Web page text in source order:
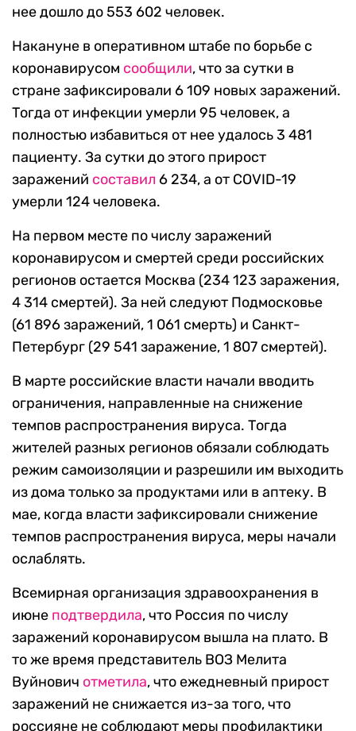
нее дошло до 553 602 человек.
Накануне в оперативном штабе по борьбе с
коронавирусом сообщили, что за сутки в
стране зафиксировали 6 109 новых заражений.
Тогда от инфекции умерли 95 человек, а
полностью избавиться от нее удалось 3 481
пациенту. За сутки до этого прирост
заражений составил 6 234, а от COVID-19
умерли 124 человека.
На первом месте по числу заражений
коронавирусом и смертей среди российских
регионов остается Москва (234 123 заражения,
4 314 смертей). За ней следуют Подмосковье
(61 896 заражений, 1 061 смерть) и Санкт-
Петербург (29 541 заражение, 1 807 смертей).
В марте российские власти начали вводить
ограничения, направленные на снижение
темпов распространения вируса. Тогда
жителей разных регионов обязали соблюдать
режим самоизоляции и разрешили им выходить
из дома только за продуктами или в аптеку. В
мае, когда власти зафиксировали снижение
темпов распространения вируса, меры начали
ослаблять.
Всемирная организация здравоохранения в
июне подтвердила, что Россия по числу
заражений коронавирусом вышла на плато. В
то же время представитель ВОЗ Мелита
Вуйнович отметила, что ежедневный прирост
заражений не снижается из-за того, что
россияне не соблюдают меры профилактики